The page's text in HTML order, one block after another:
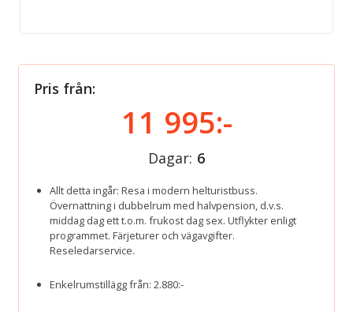
Pris från:
11 995:-
Dagar: 6
Allt detta ingår: Resa i modern helturistbuss.
Övernattning i dubbelrum med halvpension, d.v.s.
middag dag ett t.o.m. frukost dag sex. Utflykter enligt
programmet. Färjeturer och vägavgifter.
Reseledarservice.
Enkelrumstillägg från: 2.880:-